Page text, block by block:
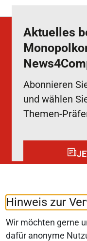
Hinweis zur
Wir möchten gerne
dafür anonyme
Aktuelles
Abonnieren
und wählen
Themen-
Folgen Sie